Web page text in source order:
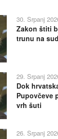
30. Srpanj
Zakon štiti
trunu na
29. Srpanj
Dok
Pupovčeve
vrh šuti
26. Srpanj